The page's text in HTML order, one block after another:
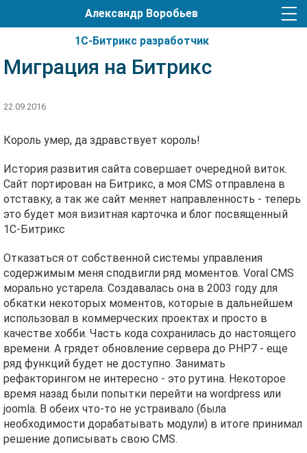
Александр Воробьев
1С-Битрикс разработчик
Миграция на Битрикс
22.09.2016
Король умер, да здравствует король!
История развития сайта совершает очередной виток.
Сайт портирован на Битрикс, а моя CMS отправлена в
отставку, а так же сайт меняет направленность - теперь
это будет моя визитная карточка и блог посвященный
1С-Битрикс
Отказаться от собственной системы управления
содержимым меня сподвигли ряд моментов. Voral CMS
морально устарела. Создавалась она в 2003 году для
обкатки некоторых моментов, которые в дальнейшем
использовал в коммерческих проектах и просто в
качестве хобби. Часть кода сохранилась до настоящего
времени. А грядет обновление сервера до PHP7 - еще
ряд функций будет не доступно. Занимать
рефакторингом не интересно - это рутина. Некоторое
время назад были попытки перейти на wordpress или
joomla. В обеих что-то не устраивало (была
необходимости дорабатывать модули) в итоге принимал
решение дописывать свою CMS.